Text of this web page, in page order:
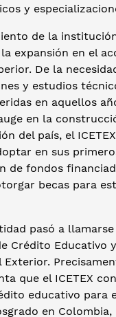
y
de la
expansión en el
De la
y estudios
en aquellos
en la
del país, el
en sus
de fondos
becas para
pasó a
Crédito Educativo
Exterior.
que el ICETEX
educativo para
en